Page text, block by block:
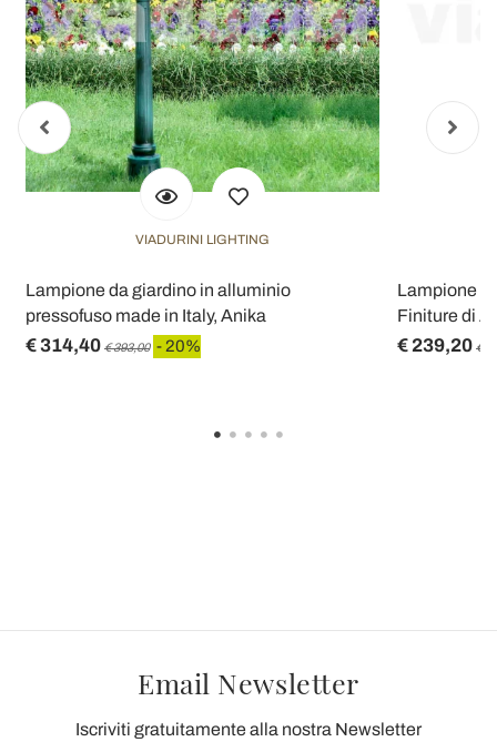
VIADURINI LIGHTING
Lampione da giardino in alluminio
pressofuso made in Italy, Anika
€ 314,40 € 393,00 - 20%
Lampione
Finiture di
€ 239,20 €
Email Newsletter
Iscriviti gratuitamente alla nostra Newsletter